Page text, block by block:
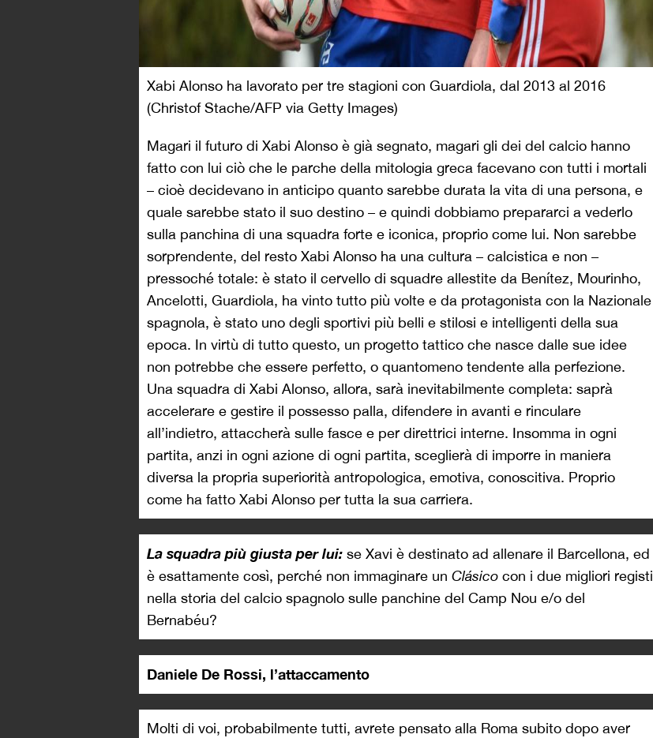
Xabi Alonso ha lavorato per tre stagioni con Guardiola, dal 2013 al 2016
(Christof Stache/AFP via Getty Images)
Magari il futuro di Xabi Alonso è già segnato, magari gli dei del calcio hanno
fatto con lui ciò che le parche della mitologia greca facevano con tutti i mortali
– cioè decidevano in anticipo quanto sarebbe durata la vita di una persona, e
quale sarebbe stato il suo destino – e quindi dobbiamo prepararci a vederlo
sulla panchina di una squadra forte e iconica, proprio come lui. Non sarebbe
sorprendente, del resto Xabi Alonso ha una cultura – calcistica e non –
pressoché totale: è stato il cervello di squadre allestite da Benítez, Mourinho,
Ancelotti, Guardiola, ha vinto tutto più volte e da protagonista con la Nazionale
spagnola, è stato uno degli sportivi più belli e stilosi e intelligenti della sua
epoca. In virtù di tutto questo, un progetto tattico che nasce dalle sue idee
non potrebbe che essere perfetto, o quantomeno tendente alla perfezione.
Una squadra di Xabi Alonso, allora, sarà inevitabilmente completa: saprà
accelerare e gestire il possesso palla, difendere in avanti e rinculare
all’indietro, attaccherà sulle fasce e per direttrici interne. Insomma in ogni
partita, anzi in ogni azione di ogni partita, sceglierà di imporre in maniera
diversa la propria superiorità antropologica, emotiva, conoscitiva. Proprio
come ha fatto Xabi Alonso per tutta la sua carriera.
La squadra più giusta per lui: se Xavi è destinato ad allenare il Barcellona, ed
è esattamente così, perché non immaginare un Clásico con i due migliori registi
nella storia del calcio spagnolo sulle panchine del Camp Nou e/o del
Bernabéu?
Daniele De Rossi, l’attaccamento
Molti di voi, probabilmente tutti, avrete pensato alla Roma subito dopo aver